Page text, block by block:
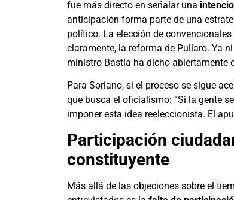
fue más directo en señalar una
anticipación forma parte de una
político. La elección de
claramente, la reforma de Pullaro. Ya
ministro Bastia ha dicho abiertamente
Para Soriano, si el proceso se sigue
que busca el oficialismo: “Si la gente
imponer esta idea reeleccionista. El
Participación
constituyente
Más allá de las objeciones sobre el